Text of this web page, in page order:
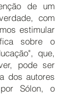
de um
com
estimular
sobre o
que,
pode ser
dos autores
Sólon, o